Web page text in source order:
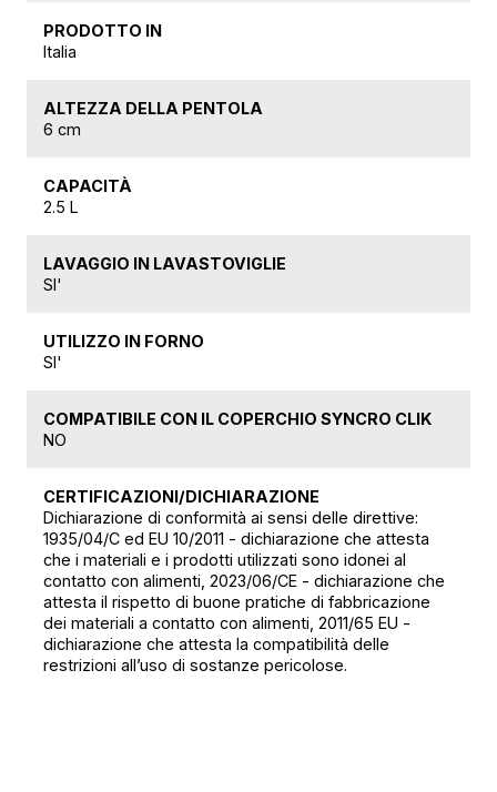
PRODOTTO IN
Italia
ALTEZZA DELLA PENTOLA
6 cm
CAPACITÀ
2.5 L
LAVAGGIO IN LAVASTOVIGLIE
SI'
UTILIZZO IN FORNO
SI'
COMPATIBILE CON IL COPERCHIO SYNCRO CLIK
NO
CERTIFICAZIONI/DICHIARAZIONE
Dichiarazione di conformità ai sensi delle direttive:
1935/04/C ed EU 10/2011 - dichiarazione che attesta
che i materiali e i prodotti utilizzati sono idonei al
contatto con alimenti, 2023/06/CE - dichiarazione che
attesta il rispetto di buone pratiche di fabbricazione
dei materiali a contatto con alimenti, 2011/65 EU -
dichiarazione che attesta la compatibilità delle
restrizioni all’uso di sostanze pericolose.